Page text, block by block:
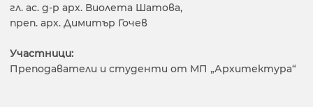
гл. ас. д-р арх. Виолета Шатова,
преп. арх. Димитър Гочев
Участници:
Преподаватели и студенти от МП „Архитектура“